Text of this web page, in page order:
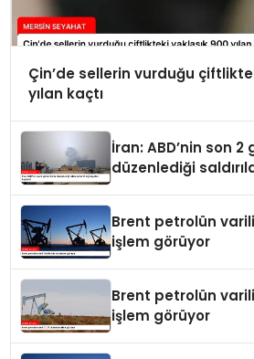
Çin’de sellerin vurduğu
yılan kaçtı
İran: ABD’nin son 2
düzenlediği
Brent petrolün
işlem görüyor
Brent petrolün
işlem görüyor